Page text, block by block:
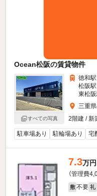
Ocean松阪の賃貸物件
すべての写真
徳和
松阪
東松
三重
2階建 / 新
駐車場あり 駐輪場あり 宅
7.3万円
（管理費
敷 不要 礼